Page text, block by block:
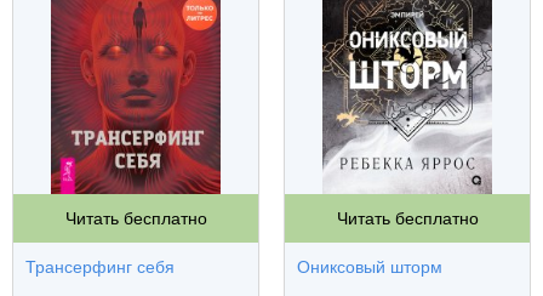
Читать бесплатно
Трансерфинг себя
Читать бесплатно
Ониксовый шторм